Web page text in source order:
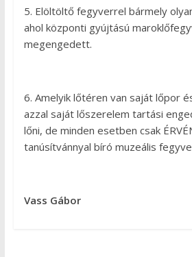
5. Elöltöltő fegyverrel bármely
ahol központi gyújtású
megengedett.
6. Amelyik lőtéren van saját lőpor
azzal saját lőszerelem tartási
lőni, de minden esetben csak
tanúsítvánnyal bíró muzeális
Vass Gábor